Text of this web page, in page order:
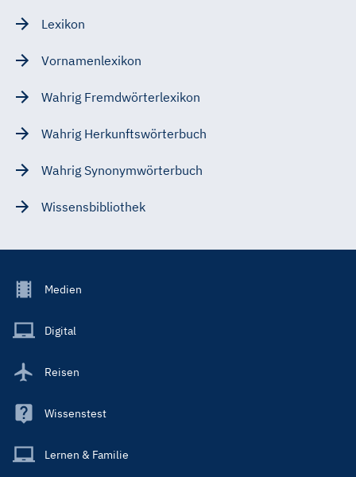
Lexikon
Vornamenlexikon
Wahrig Fremdwörterlexikon
Wahrig Herkunftswörterbuch
Wahrig Synonymwörterbuch
Wissensbibliothek
Footer
Main
Medien
Digital
Reisen
Wissenstest
Lernen & Familie